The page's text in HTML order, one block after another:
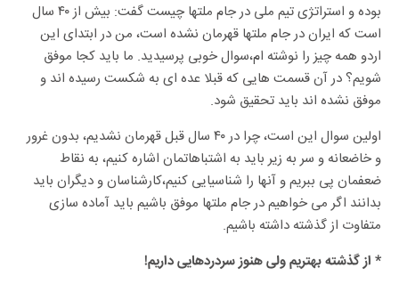
بوده و استراتژی تیم ملی در جام ملتها چیست گفت: بیش از ۴۰ سال
است که ایران در جام ملتها قهرمان نشده است، من در ابتدای این
اردو همه چیز را نوشته ام،سوال خوبی پرسیدید. ما باید کجا موفق
شویم؟ در آن قسمت هایی که قبلا عده ای به شکست رسیده اند و
موفق نشده اند باید تحقیق شود.
اولین سوال این است، چرا در ۴۰ سال قبل قهرمان نشدیم، بدون غرور
و خاضعانه و سر به زیر باید به اشتباهاتمان اشاره کنیم، به نقاط
ضعفمان پی ببریم و آنها را شناسیایی کنیم،کارشناسان و دیگران باید
بدانند اگر می خواهیم در جام ملتها موفق باشیم باید آماده سازی
متفاوت از گذشته داشته باشیم.
* از گذشته بهتریم ولی هنوز سردردهایی داریم!